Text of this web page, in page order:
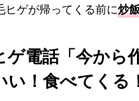
ヒゲが帰ってくる前に炒
ゲ電話「今から
！食べてくる